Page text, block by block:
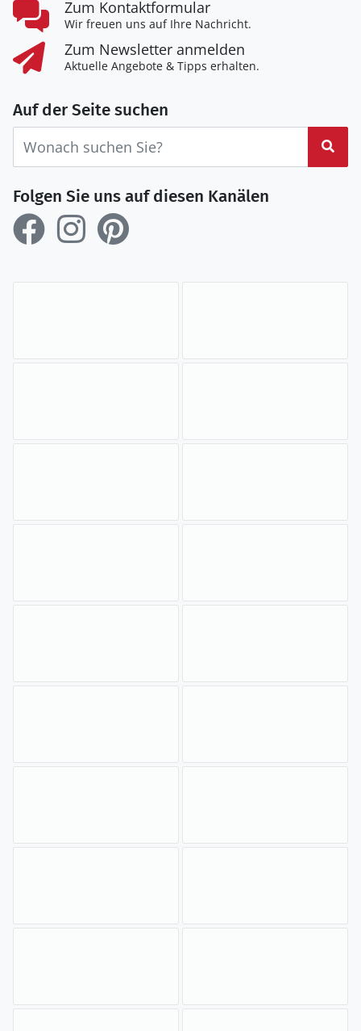
Zum Kontaktformular
Wir freuen uns auf Ihre Nachricht.
Zum Newsletter anmelden
Aktuelle Angebote & Tipps erhalten.
Auf der Seite suchen
Folgen Sie uns auf diesen Kanälen